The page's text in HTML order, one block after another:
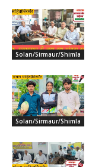
Solan/Sirmaur/Shimla
Solan/Sirmaur/Shimla